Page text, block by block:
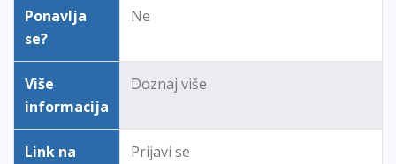
Ponavlja
se?
Ne
Više
informacija
Doznaj više
Link na
Prijavi se